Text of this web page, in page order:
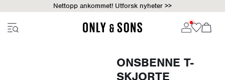
Nettopp ankommet! Utforsk nyheter >>
ONSBENNE T-
SKJORTE